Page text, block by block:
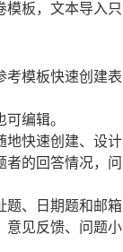
板，文本导入
模板快速创建
编辑。
快速创建、设
的回答情况，
、日期题和邮
见反馈、问题小